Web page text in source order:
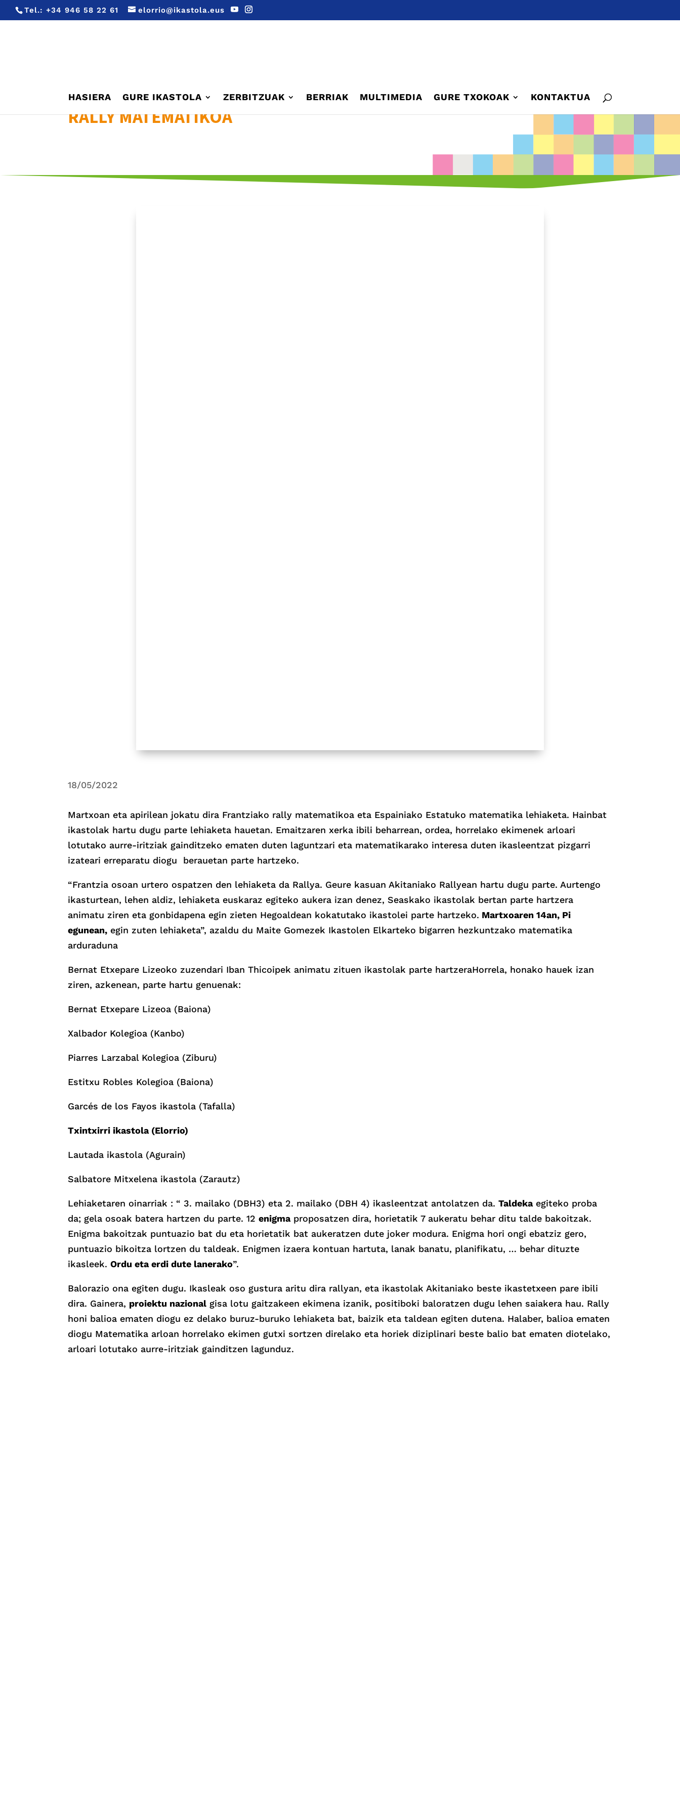
Tel.: +34 946 58 22 61 elorrio@ikastola.eus
HASIERA GURE IKASTOLA ZERBITZUAK BERRIAK MULTIMEDIA GURE TXOKOAK KONTAKTUA
RALLY MATEMATIKOA
18/05/2022
Martxoan eta apirilean jokatu dira Frantziako rally matematikoa eta Espainiako Estatuko matematika lehiaketa. Hainbat
ikastolak hartu dugu parte lehiaketa hauetan. Emaitzaren xerka ibili beharrean, ordea, horrelako ekimenek arloari
lotutako aurre-iritziak gainditzeko ematen duten laguntzari eta matematikarako interesa duten ikasleentzat pizgarri
izateari erreparatu diogu berauetan parte hartzeko.
“Frantzia osoan urtero ospatzen den lehiaketa da Rallya. Geure kasuan Akitaniako Rallyean hartu dugu parte. Aurtengo
ikasturtean, lehen aldiz, lehiaketa euskaraz egiteko aukera izan denez, Seaskako ikastolak bertan parte hartzera
animatu ziren eta gonbidapena egin zieten Hegoaldean kokatutako ikastolei parte hartzeko. Martxoaren 14an, Pi
egunean, egin zuten lehiaketa”, azaldu du Maite Gomezek Ikastolen Elkarteko bigarren hezkuntzako matematika
arduraduna
Bernat Etxepare Lizeoko zuzendari Iban Thicoipek animatu zituen ikastolak parte hartzeraHorrela, honako hauek izan
ziren, azkenean, parte hartu genuenak:
Bernat Etxepare Lizeoa (Baiona)
Xalbador Kolegioa (Kanbo)
Piarres Larzabal Kolegioa (Ziburu)
Estitxu Robles Kolegioa (Baiona)
Garcés de los Fayos ikastola (Tafalla)
Txintxirri ikastola (Elorrio)
Lautada ikastola (Agurain)
Salbatore Mitxelena ikastola (Zarautz)
Lehiaketaren oinarriak : “ 3. mailako (DBH3) eta 2. mailako (DBH 4) ikasleentzat antolatzen da.Taldekaegiteko proba
da; gela osoak batera hartzen du parte. 12enigmaproposatzen dira, horietatik 7 aukeratu behar ditu talde bakoitzak.
Enigma bakoitzak puntuazio bat du eta horietatik bat aukeratzen dute joker modura. Enigma hori ongi ebatziz gero,
puntuazio bikoitza lortzen du taldeak. Enigmen izaera kontuan hartuta, lanak banatu, planifikatu, … behar dituzte
ikasleek.Ordu eta erdi dute lanerako”.
Balorazio ona egiten dugu. Ikasleak oso gustura aritu dira rallyan, eta ikastolak Akitaniako beste ikastetxeen pare ibili
dira. Gainera, proiektu nazional gisa lotu gaitzakeen ekimena izanik, positiboki baloratzen dugu lehen saiakera hau. Rally
honi balioa ematen diogu ez delako buruz-buruko lehiaketa bat, baizik eta taldean egiten dutena. Halaber, balioa ematen
diogu Matematika arloan horrelako ekimen gutxi sortzen direlako eta horiek diziplinari beste balio bat ematen diotelako,
arloari lotutako aurre-iritziak gainditzen lagunduz.